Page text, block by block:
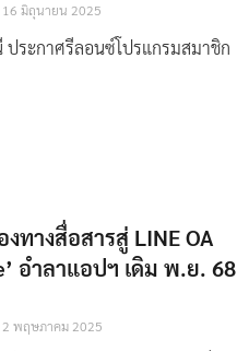
16 มิถุนายน 2025
ประกาศรีลอนซ์โปรแกรมสมาชิก
ทางสื่อสารสู่ LINE OA
อำลาแอปฯ เดิม พ.ย. 68
2 พฤษภาคม 2025